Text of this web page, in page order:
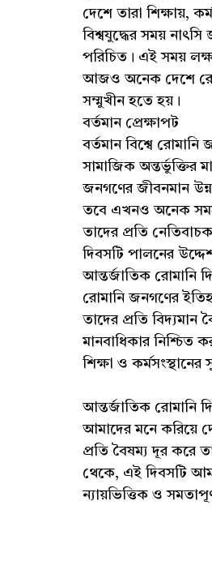
দেশে তারা শিক্ষায়,
বিশ্বযুদ্ধের সময়
পরিচিত। এই সময়
আজও অনেক দেশে
সম্মুখীন হতে হয়।
বর্তমান প্রেক্ষাপট
বর্তমান বিশ্বে
সামাজিক অন্তর্ভুক্তির
জনগণের জীবনমান
তবে এখনও অনেক
তাদের প্রতি
দিবসটি পালনের
আন্তর্জাতিক রোমানি
রোমানি জনগণের
তাদের প্রতি বিদ্যমান
মানবাধিকার নিশ্চিত
শিক্ষা ও কর্মসংস্থানের
আন্তর্জাতিক রোমানি
আমাদের মনে করিয়ে
প্রতি বৈষম্য দূর করে
থেকে, এই দিবসটি
ন্যায়ভিত্তিক ও